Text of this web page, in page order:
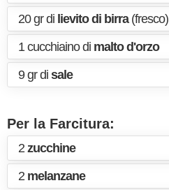
20 gr di lievito di birra(fresco)
1 cucchiaino di malto d'orzo
9 gr di sale
Per la Farcitura:
2 zucchine
2 melanzane